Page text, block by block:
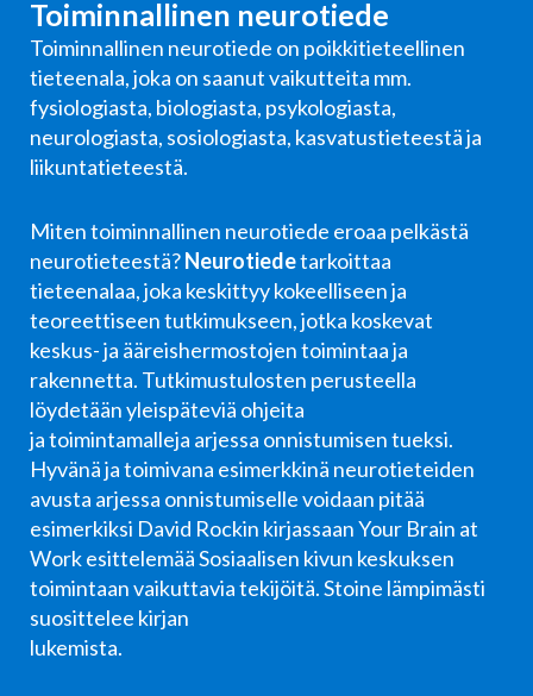
Toiminnallinen neurotiede
Toiminnallinen neurotiede on poikkitieteellinen
tieteenala, joka on saanut vaikutteita mm.
fysiologiasta, biologiasta, psykologiasta,
neurologiasta, sosiologiasta, kasvatustieteestä ja
liikuntatieteestä.
Miten toiminnallinen neurotiede eroaa pelkästä
neurotieteestä?Neurotiedetarkoittaa
tieteenalaa, joka keskittyy kokeelliseen ja
teoreettiseen tutkimukseen, jotka koskevat
keskus- ja ääreishermostojen toimintaa ja
rakennetta. Tutkimustulosten perusteella
löydetään yleispäteviä ohjeita
ja toimintamalleja arjessa onnistumisen tueksi.
Hyvänä ja toimivana esimerkkinä neurotieteiden
avusta arjessa onnistumiselle voidaan pitää
esimerkiksi David Rockin kirjassaan Your Brain at
Work esittelemää Sosiaalisen kivun keskuksen
toimintaan vaikuttavia tekijöitä. Stoine lämpimästi
suosittelee kirjan
lukemista.